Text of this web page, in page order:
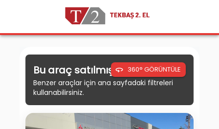
Bu araç satılmıştır.
Benzer araçlar için ana sayfadaki filtreleri
kullanabilirsiniz.
360° GÖRÜNTÜLE